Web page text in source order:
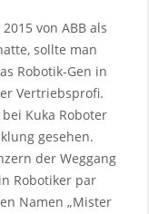
von ABB als
sollte man
Robotik-Gen in
Vertriebsprofi.
Kuka Roboter
gesehen.
der Weggang
Robotiker par
Namen „Mister